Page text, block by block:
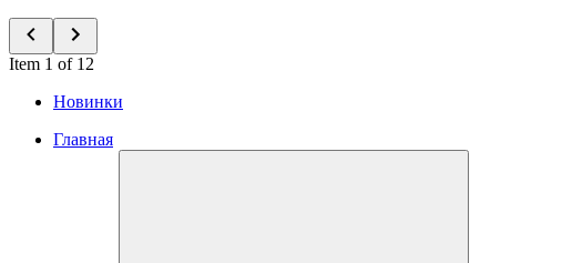
Item 1 of 12
Новинки
Главная